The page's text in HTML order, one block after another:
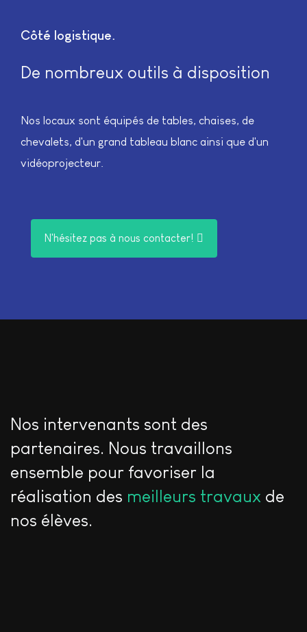
Côté logistique
De nombreux outils à disposition
Nos locaux sont équipés de tables, chaises, de
chevalets, d'un grand tableau blanc ainsi que d'un
vidéoprojecteur.
N'hésitez pas à nous contacter!
Nos intervenants sont des
partenaires. Nous travaillons
ensemble pour favoriser la
réalisation des meilleurs travaux de
nos élèves.